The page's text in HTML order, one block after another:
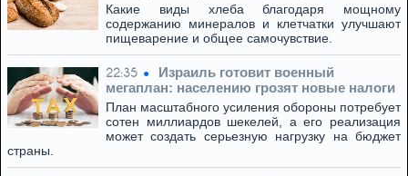
Какие виды хлеба благодаря мощному
содержанию минералов и клетчатки улучшают
пищеварение и общее самочувствие.
22:35
Израиль готовит военный
мегаплан: населению грозят новые налоги
План масштабного усиления обороны потребует
сотен миллиардов шекелей, а его реализация
может создать серьезную нагрузку на бюджет
страны.